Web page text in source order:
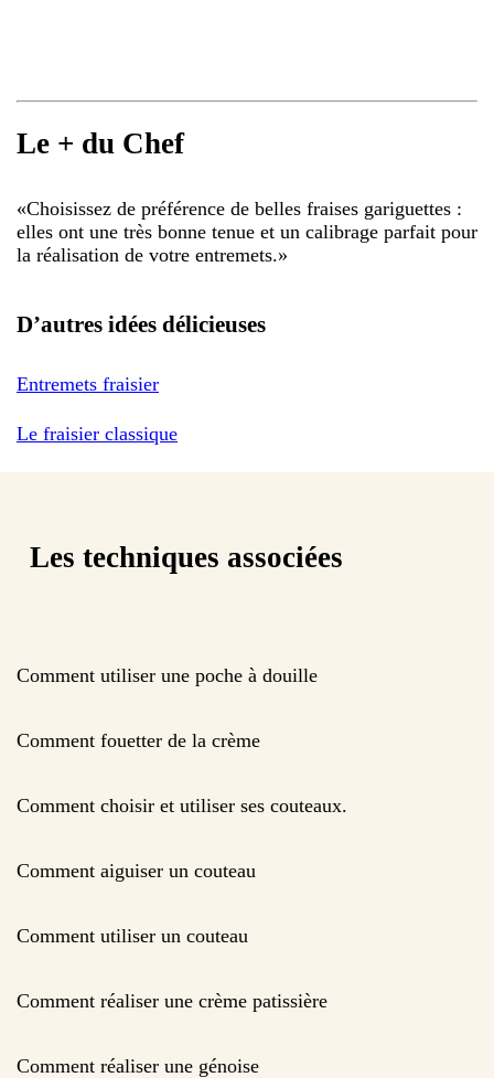
Le + du Chef
«Choisissez de préférence de belles fraises gariguettes :
elles ont une très bonne tenue et un calibrage parfait pour
la réalisation de votre entremets.»
D’autres idées délicieuses
Entremets fraisier
Le fraisier classique
Les techniques associées
Comment utiliser une poche à douille
Comment fouetter de la crème
Comment choisir et utiliser ses couteaux.
Comment aiguiser un couteau
Comment utiliser un couteau
Comment réaliser une crème patissière
Comment réaliser une génoise